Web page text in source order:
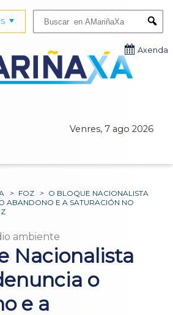
Venres, 7 ago 2026
Axenda
> FOZ > O BLOQUE NACIONALISTA
ABANDONO E A SATURACIÓN NO
ambiente
Nacionalista
o
e a